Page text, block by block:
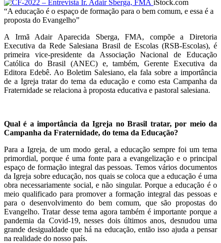
iStock.com
“A educação é o espaço de formação para o bem comum, e essa é a
proposta do Evangelho”
A Irmã Adair Aparecida Sberga, FMA, compõe a Diretoria
Executiva da Rede Salesiana Brasil de Escolas (RSB-Escolas), é
primeira vice-presidente da Associação Nacional de Educação
Católica do Brasil (ANEC) e, também, Gerente Executiva da
Editora Edebê. Ao Boletim Salesiano, ela fala sobre a importância
de a Igreja tratar do tema da educação e como esta Campanha da
Fraternidade se relaciona à proposta educativa e pastoral salesiana.
Qual é a importância da Igreja no Brasil tratar, por meio da
Campanha da Fraternidade, do tema da Educação?
Para a Igreja, de um modo geral, a educação sempre foi um tema
primordial, porque é uma fonte para a evangelização e o principal
espaço de formação integral das pessoas. Temos vários documentos
da Igreja sobre educação, nos quais se coloca que a educação é uma
obra necessariamente social, e não singular. Porque a educação é o
meio qualificado para promover a formação integral das pessoas e
para o desenvolvimento do bem comum, que são propostas do
Evangelho. Tratar desse tema agora também é importante porque a
pandemia da Covid-19, nesses dois últimos anos, desnudou uma
grande desigualdade que há na educação, então isso ajuda a pensar
na realidade do nosso país.